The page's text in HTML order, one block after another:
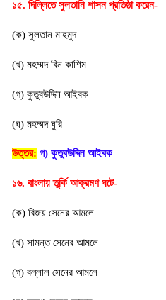
১৫. দিল্লিতে সুলতানি শাসন প্রতিষ্ঠা করেন-
(ক) সুলতান মাহমুদ
(খ) মহম্মদ বিন কাশিম
(গ) কুতুবউদ্দিন আইবক
(ঘ) মহম্মদ ঘুরি
উত্তর: গ) কুতুবউদ্দিন আইবক
১৬. বাংলায় তুর্কি আক্রমণ ঘটে-
(ক) বিজয় সেনের আমলে
(খ) সামন্ত সেনের আমলে
(গ) বল্লাল সেনের আমলে